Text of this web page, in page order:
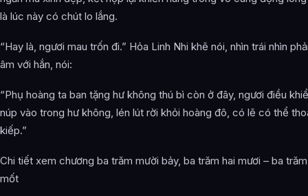
là lúc này có chút lo lắng.
“Hay là, ngươi mau trốn đi.” Hỏa Linh Nhi khẽ nói, nhìn trái nhìn
âm với hắn, nói:
“Phụ hoàng ta ban tặng hư không thú bì còn ở đây, ngươi điều
núp vào trong hư không, lén lút rời khỏi hoàng đô, có lẽ có thể
kiếp.”
Chi tiết xem chương ba trăm mười bảy, ba trăm hai mươi – ba
mốt